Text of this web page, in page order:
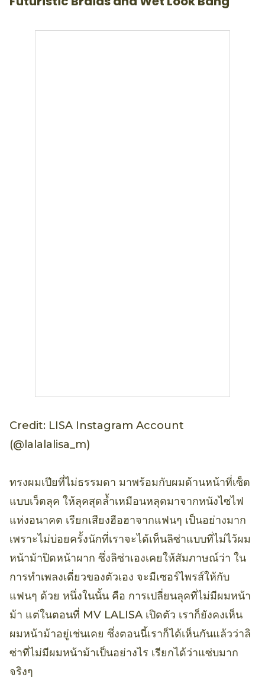
Credit: LISA Instagram Account
(@lalalalisa_m)
ทรงผมเปียที่ไม่ธรรมดา มาพร้อมกับผมด้านหน้าที่เซ็ต
แบบเว็ตลุค ให้ลุคสุดล้ำเหมือนหลุดมาจากหนังไซไฟ
แห่งอนาคต เรียกเสียงฮือฮาจากแฟนๆ เป็นอย่างมาก
เพราะไม่บ่อยครั้งนักที่เราจะได้เห็นลิซ่าแบบที่ไม่ไว้ผม
หน้าม้าปิดหน้าผาก ซึ่งลิซ่าเองเคยให้สัมภาษณ์ว่า ใน
การทำเพลงเดี่ยวของตัวเอง จะมีเซอร์ไพรส์ให้กับ
แฟนๆ ด้วย หนึ่งในนั้น คือ การเปลี่ยนลุคที่ไม่มีผมหน้า
ม้า แต่ในตอนที่ MV LALISA เปิดตัว เราก็ยังคงเห็น
ผมหน้าม้าอยู่เช่นเคย ซึ่งตอนนี้เราก็ได้เห็นกันแล้วว่าลิ
ซ่าที่ไม่มีผมหน้าม้าเป็นอย่างไร เรียกได้ว่าแซ่บมาก
จริงๆ